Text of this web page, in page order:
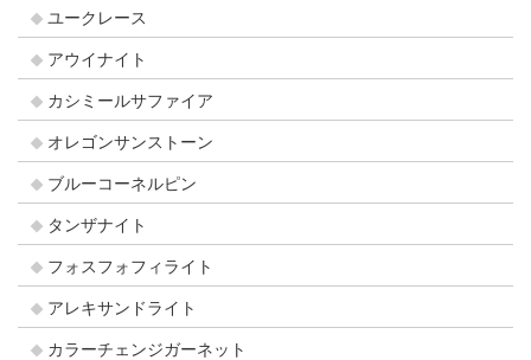
ユークレース
アウイナイト
カシミールサファイア
オレゴンサンストーン
ブルーコーネルピン
タンザナイト
フォスフォフィライト
アレキサンドライト
カラーチェンジガーネット